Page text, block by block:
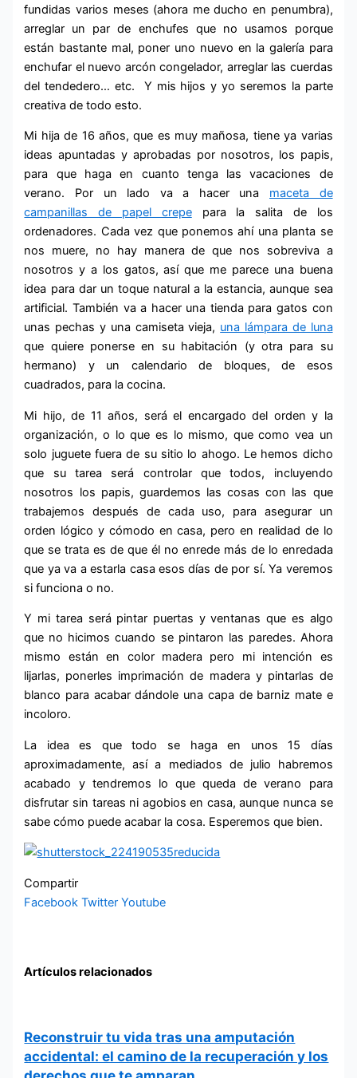
fundidas varios meses (ahora me ducho en penumbra),
arreglar un par de enchufes que no usamos porque
están bastante mal, poner uno nuevo en la galería para
enchufar el nuevo arcón congelador, arreglar las cuerdas
del tendedero… etc. Y mis hijos y yo seremos la parte
creativa de todo esto.
Mi hija de 16 años, que es muy mañosa, tiene ya varias
ideas apuntadas y aprobadas por nosotros, los papis,
para que haga en cuanto tenga las vacaciones de
verano. Por un lado va a hacer una maceta de
campanillas de papel crepepara la salita de los
ordenadores. Cada vez que ponemos ahí una planta se
nos muere, no hay manera de que nos sobreviva a
nosotros y a los gatos, así que me parece una buena
idea para dar un toque natural a la estancia, aunque sea
artificial. También va a hacer una tienda para gatos con
unas pechas y una camiseta vieja, una lámpara de luna
que quiere ponerse en su habitación (y otra para su
hermano) y un calendario de bloques, de esos
cuadrados, para la cocina.
Mi hijo, de 11 años, será el encargado del orden y la
organización, o lo que es lo mismo, que como vea un
solo juguete fuera de su sitio lo ahogo. Le hemos dicho
que su tarea será controlar que todos, incluyendo
nosotros los papis, guardemos las cosas con las que
trabajemos después de cada uso, para asegurar un
orden lógico y cómodo en casa, pero en realidad de lo
que se trata es de que él no enrede más de lo enredada
que ya va a estarla casa esos días de por sí. Ya veremos
si funciona o no.
Y mi tarea será pintar puertas y ventanas que es algo
que no hicimos cuando se pintaron las paredes. Ahora
mismo están en color madera pero mi intención es
lijarlas, ponerles imprimación de madera y pintarlas de
blanco para acabar dándole una capa de barniz mate e
incoloro.
La idea es que todo se haga en unos 15 días
aproximadamente, así a mediados de julio habremos
acabado y tendremos lo que queda de verano para
disfrutar sin tareas ni agobios en casa, aunque nunca se
sabe cómo puede acabar la cosa. Esperemos que bien.
Compartir
Facebook Twitter Youtube
Artículos relacionados
Reconstruir tu vida tras una amputación
accidental: el camino de la recuperación y los